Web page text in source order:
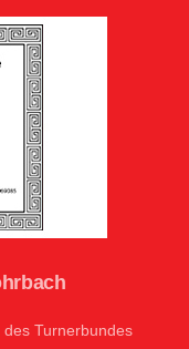
Turnerbundes